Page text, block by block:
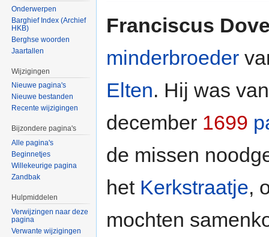
Franciscus
minderbroeder
Elten. Hij was
december 1699
de missen
het Kerkstraatje,
mochten
Onderwerpen
Barghief Index (Archief
HKB)
Berghse woorden
Jaartallen
Wijzigingen
Nieuwe pagina's
Nieuwe bestanden
Recente wijzigingen
Bijzondere pagina's
Alle pagina's
Beginnetjes
Willekeurige pagina
Zandbak
Hulpmiddelen
Verwijzingen naar deze
pagina
Verwante wijzigingen